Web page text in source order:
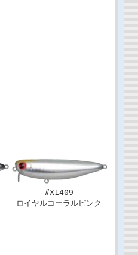
#X1409
ロイヤルコーラルピンク